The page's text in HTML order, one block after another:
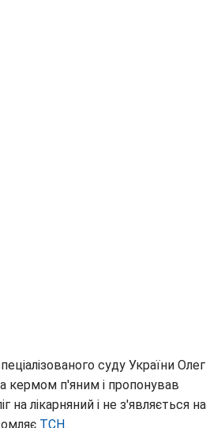
суду України Олег
кермом п'яним і пропонував
на лікарняний і не з'являється на
ТСН.